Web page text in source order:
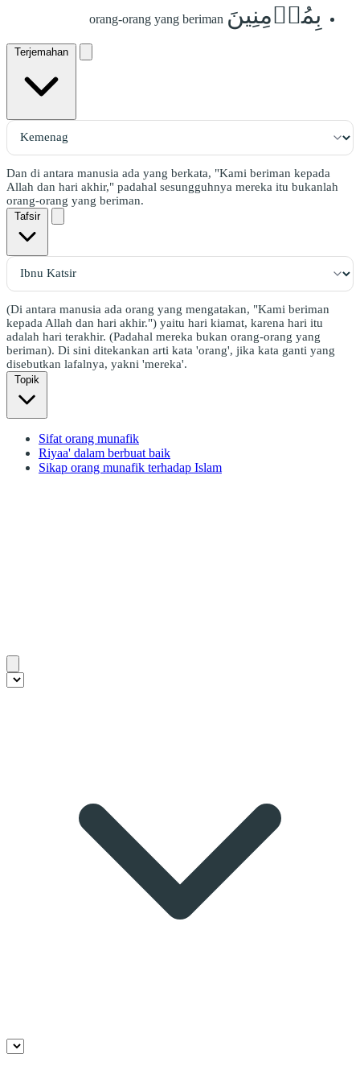
بِمُؤۡمِنِينَ orang-orang yang beriman
Terjemahan
Dan di antara manusia ada yang berkata, "Kami beriman kepada
Allah dan hari akhir," padahal sesungguhnya mereka itu bukanlah
orang-orang yang beriman.
Tafsir
(Di antara manusia ada orang yang mengatakan, "Kami beriman
kepada Allah dan hari akhir.") yaitu hari kiamat, karena hari itu
adalah hari terakhir. (Padahal mereka bukan orang-orang yang
beriman). Di sini ditekankan arti kata 'orang', jika kata ganti yang
disebutkan lafalnya, yakni 'mereka'.
Topik
Sifat orang munafik
Riyaa' dalam berbuat baik
Sikap orang munafik terhadap Islam